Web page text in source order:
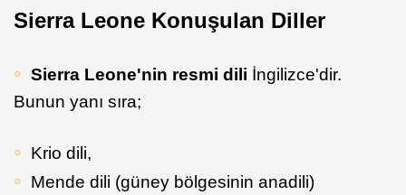
Sierra Leone Konuşulan Diller
Sierra Leone'nin resmi dili İngilizce'dir.
Bunun yanı sıra;
Krio dili,
Mende dili (güney bölgesinin anadili)